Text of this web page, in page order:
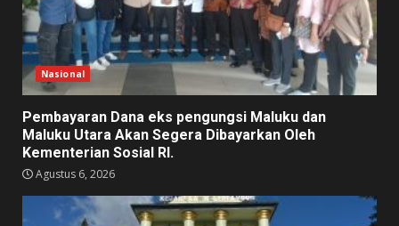
Nasional
Pembayaran Dana eks pengungsi Maluku dan
Maluku Utara Akan Segera Dibayarkan Oleh
Kementerian Sosial RI.
Agustus 6, 2026